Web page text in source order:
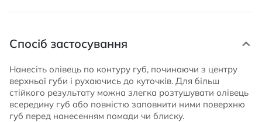
Спосіб застосування
Нанесіть олівець по контуру губ, починаючи з центру
верхньої губи і рухаючись до куточків. Для більш
стійкого результату можна злегка розтушувати олівець
всередину губ або повністю заповнити ними поверхню
губ перед нанесенням помади чи блиску.